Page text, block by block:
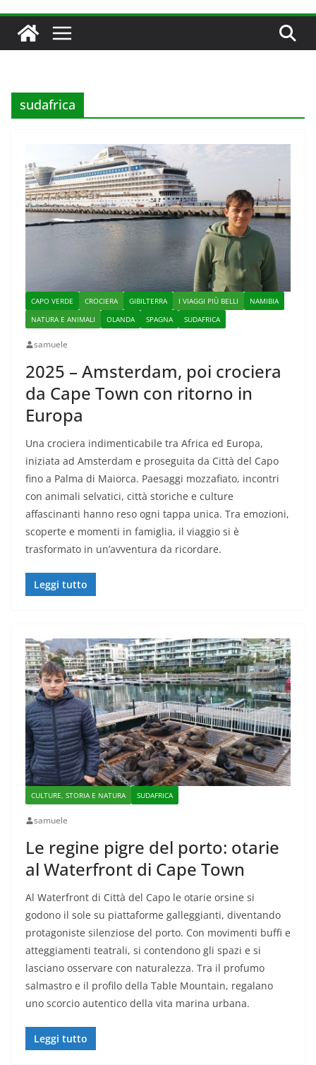
sudafrica
CAPO VERDE CROCIERA GIBILTERRA I VIAGGI PIÙ BELLI
NAMIBIA
NATURA E ANIMALI
OLANDA SPAGNA SUDAFRICA
samuele
2025 – Amsterdam, poi crociera
da Cape Town con ritorno in
Europa
Una crociera indimenticabile tra Africa ed Europa,
iniziata ad Amsterdam e proseguita da Città del Capo
fino a Palma di Maiorca. Paesaggi mozzafiato, incontri
con animali selvatici, città storiche e culture
affascinanti hanno reso ogni tappa unica. Tra emozioni,
scoperte e momenti in famiglia, il viaggio si è
trasformato in un’avventura da ricordare.
Leggi tutto
CULTURE, STORIA E NATURA SUDAFRICA
samuele
Le regine pigre del porto: otarie
al Waterfront di Cape Town
Al Waterfront di Città del Capo le otarie orsine si
godono il sole su piattaforme galleggianti, diventando
protagoniste silenziose del porto. Con movimenti buffi e
atteggiamenti teatrali, si contendono gli spazi e si
lasciano osservare con naturalezza. Tra il profumo
salmastro e il profilo della Table Mountain, regalano
uno scorcio autentico della vita marina urbana.
Leggi tutto